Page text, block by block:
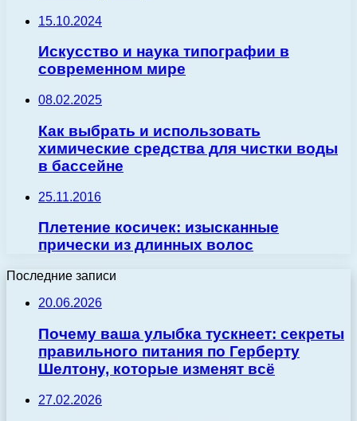
15.10.2024
Искусство и наука типографии в
современном мире
08.02.2025
Как выбрать и использовать
химические средства для чистки воды
в бассейне
25.11.2016
Плетение косичек: изысканные
прически из длинных волос
Последние записи
20.06.2026
Почему ваша улыбка тускнеет: секреты
правильного питания по Герберту
Шелтону, которые изменят всё
27.02.2026